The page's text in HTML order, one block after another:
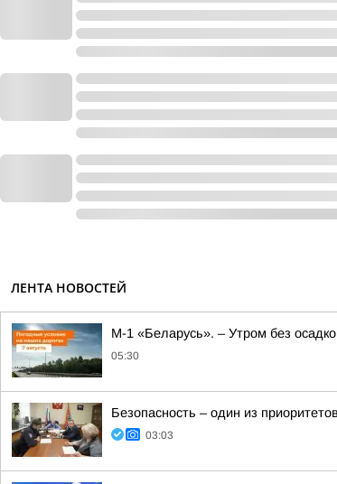
ЛЕНТА НОВОСТЕЙ
М-1 «Беларусь». – Утром без
05:30
Безопасность – один из
03:03